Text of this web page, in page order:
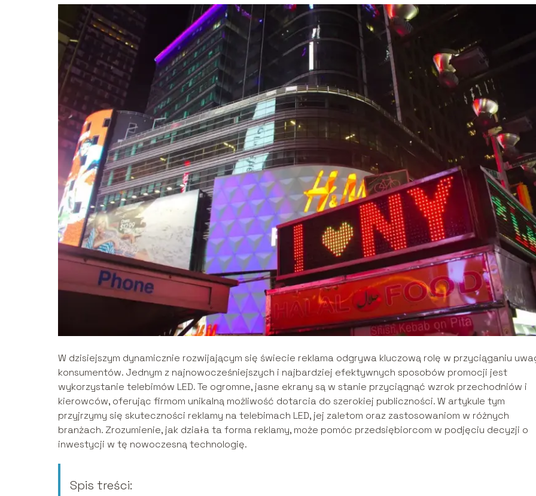
W dzisiejszym dynamicznie rozwijającym się świecie reklama odgrywa kluczową rolę w przyciąganiu
konsumentów. Jednym z najnowocześniejszych i najbardziej efektywnych sposobów promocji jest
wykorzystanie telebimów LED. Te ogromne, jasne ekrany są w stanie przyciągnąć wzrok przechodniów i
kierowców, oferując firmom unikalną możliwość dotarcia do szerokiej publiczności. W artykule tym
przyjrzymy się skuteczności reklamy na telebimach LED, jej zaletom oraz zastosowaniom w różnych
branżach. Zrozumienie, jak działa ta forma reklamy, może pomóc przedsiębiorcom w podjęciu decyzji o
inwestycji w tę nowoczesną technologię.
Spis treści: